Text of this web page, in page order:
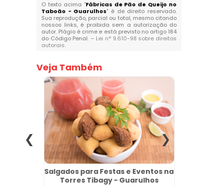
O texto acima "Fábricas de Pão de Queijo no
Taboão - Guarulhos" é de direito reservado.
Sua reprodução, parcial ou total, mesmo citando
nossos links, é proibida sem a autorização do
autor. Plágio é crime e está previsto no artigo 184
do Código Penal. – Lei n° 9.610-98 sobre direitos
autorais.
Veja Também
Salgados para Festas e Eventos na
Torres Tibagy - Guarulhos